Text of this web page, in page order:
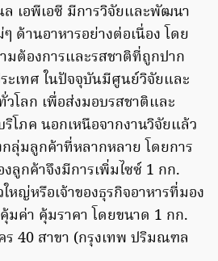
เอพีเอซี มีการวิจัยและพัฒนา
ด้านอาหารอย่างต่อเนื่อง โดย
มต้องการและรสชาติที่ถูกปาก
ะเทศ ในปัจจุบันมีศูนย์วิจัยและ
โลก เพื่อส่งมอบรสชาติและ
ภค นอกเหนือจากงานวิจัยแล้ว
กลุ่มลูกค้าที่หลากหลาย โดยการ
ลูกค้าจึงมีการเพิ่มไซซ์ 1 กก.
หญ่หรือเจ้าของธุรกิจอาหารที่มอง
มค่า คุ้มราคา โดยขนาด 1 กก.
ร 40 สาขา (กรุงเทพ ปริมณฑล